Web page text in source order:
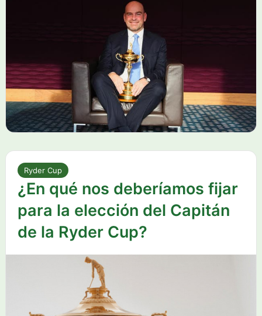
Ryder Cup
¿En qué nos deberíamos fijar
para la elección del Capitán
de la Ryder Cup?